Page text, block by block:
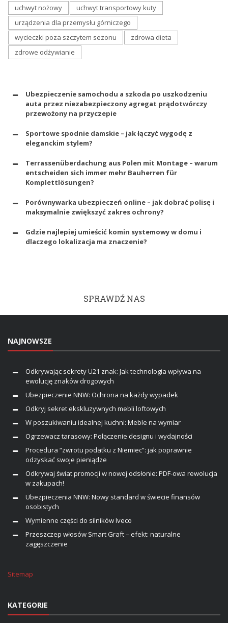
uchwyt nożowy
uchwyt transportowy kuty
urządzenia dla przemysłu górniczego
wycieczki poza szczytem sezonu
zdrowa dieta
zdrowe odżywianie
Ubezpieczenie samochodu a szkoda po uszkodzeniu
auta przez niezabezpieczony agregat prądotwórczy
przewożony na przyczepie
Sportowe spodnie damskie – jak łączyć wygodę z
eleganckim stylem?
Terrassenüberdachung aus Polen mit Montage – warum
entscheiden sich immer mehr Bauherren für
Komplettlösungen?
Porównywarka ubezpieczeń online – jak dobrać polisę i
maksymalnie zwiększyć zakres ochrony?
Gdzie najlepiej umieścić komin systemowy w domu i
dlaczego lokalizacja ma znaczenie?
SPRAWDŹ NAS
NAJNOWSZE
Odkrywając sekrety U21 znak: Jak technologia wpływa na
ewolucję znaków drogowych
Ubezpieczenie NNW: Ochrona na każdy wypadek
Odkryj sekret ekskluzywnych mebli loftowych
W poszukiwaniu idealnej kuchni: Meble na wymiar
Ogrzewacz tarasowy: Połączenie designu i wydajności
Procedura “zwrotu podatku z Niemiec”: jak poprawnie
odzyskać swoje pieniądze
Odkrywaj świat promocji w nowej odsłonie: PDF-owa rewolucja
w zakupach!
Ubezpieczenia NNW: Nowy standard w świecie finansów
osobistych
Wymienne części do silników Iveco
Przeszczep włosów Smart Graft – efekt: naturalne
zagęszczenie
Sitemap
KATEGORIE